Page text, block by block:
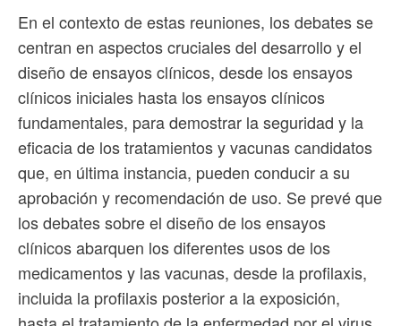
En el contexto de estas reuniones, los debates se
centran en aspectos cruciales del desarrollo y el
diseño de ensayos clínicos, desde los ensayos
clínicos iniciales hasta los ensayos clínicos
fundamentales, para demostrar la seguridad y la
eficacia de los tratamientos y vacunas candidatos
que, en última instancia, pueden conducir a su
aprobación y recomendación de uso. Se prevé que
los debates sobre el diseño de los ensayos
clínicos abarquen los diferentes usos de los
medicamentos y las vacunas, desde la profilaxis,
incluida la profilaxis posterior a la exposición,